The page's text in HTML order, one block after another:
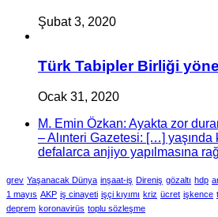
Şubat 3, 2020
Türk Tabipler Birliği
Ocak 31, 2020
M. Emin Özkan: Ayakta zor
– Alınteri Gazetesi: […] yaşında
defalarca anjiyo yapılmasına
grev Yaşanacak Dünya inşaat-iş Direniş gözaltı hdp
1 mayıs AKP iş cinayeti işçi kıyımı kriz ücret işkence
deprem koronavirüs toplu sözleşme